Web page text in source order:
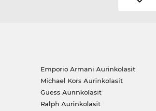
Emporio Armani Aurinkolasit
Michael Kors Aurinkolasit
Guess Aurinkolasit
Ralph Aurinkolasit